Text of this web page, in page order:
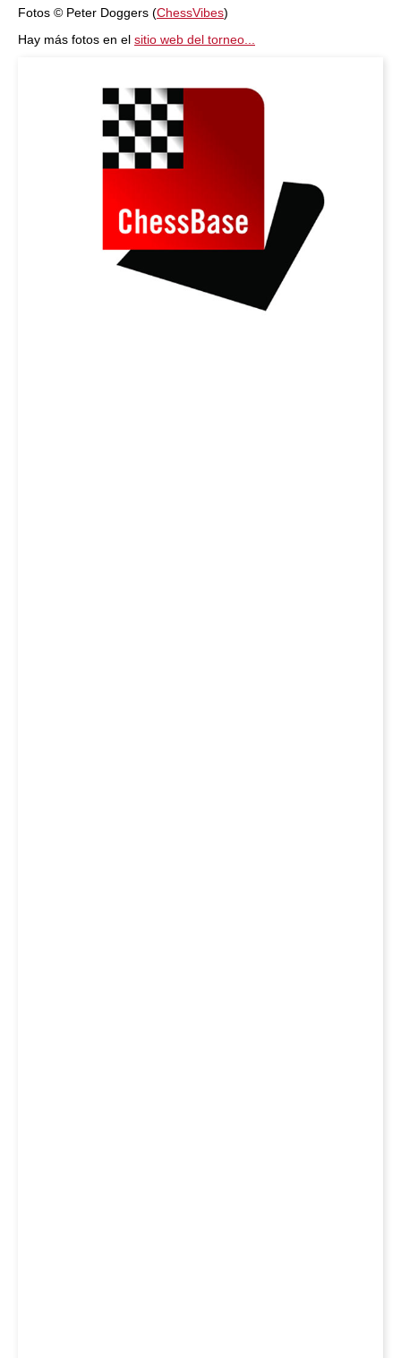
Fotos © Peter Doggers (ChessVibes)
Hay más fotos en el sitio web del torneo...